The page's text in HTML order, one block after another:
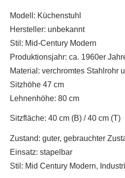
Modell: Küchenstuhl
Hersteller: unbekannt
Stil: Mid-Century Modern
Produktionsjahr: ca. 1960er
Material: verchromtes Stahlrohr
Sitzhöhe 47 cm
Lehnenhöhe: 80 cm
Sitzfläche: 40 cm (B) / 40 cm (T)
Zustand: guter, gebrauchter
Einsatz: stapelbar
Stil: Mid Century Modern,